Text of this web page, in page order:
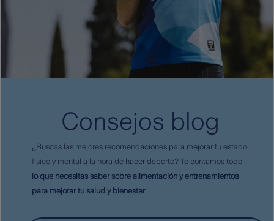
Consejos blog
¿Buscas las mejores recomendaciones para mejorar tu estado
físico y mental a la hora de hacer deporte? Te contamos todo
lo que necesitas saber sobre alimentación y entrenamientos
para mejorar tu salud y bienestar.